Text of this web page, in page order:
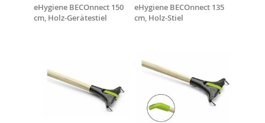
eHygiene BECOnnect 150
cm, Holz-Gerätestiel
eHygiene BECOnnect 135
cm, Holz-Stiel